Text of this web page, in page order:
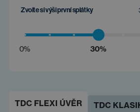
Zvolte si výši první splátky
0% 30%
TDC FLEXI ÚVĚR TDC